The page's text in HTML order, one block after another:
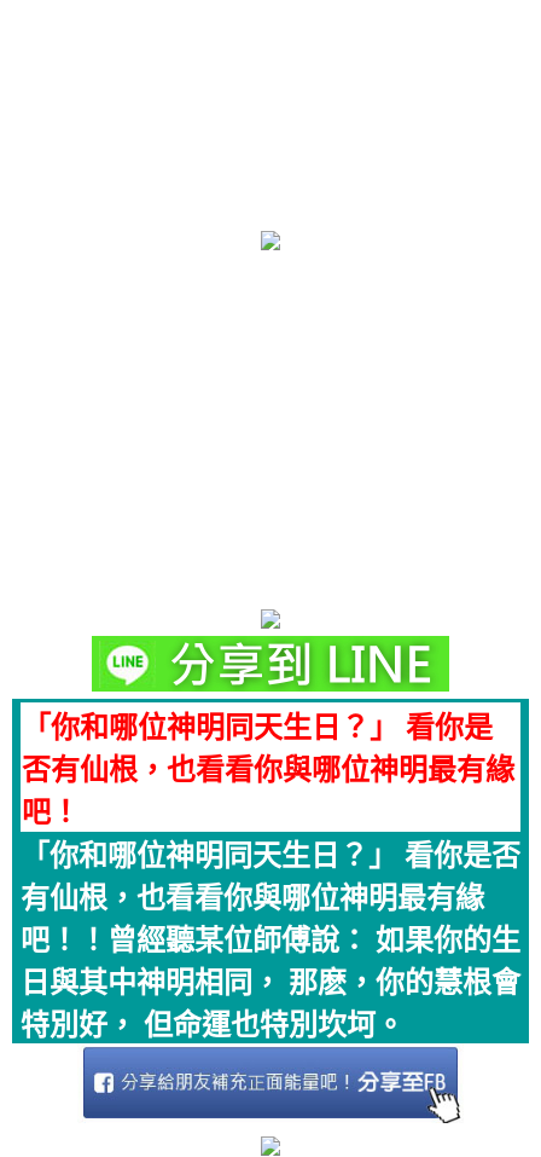
「你和哪位神明同天生日？」 看你是
否有仙根，也看看你與哪位神明最有緣
吧！
「你和哪位神明同天生日？」 看你是否
有仙根，也看看你與哪位神明最有緣
吧！！曾經聽某位師傅說： 如果你的生
日與其中神明相同， 那麽，你的慧根會
特別好， 但命運也特別坎坷。